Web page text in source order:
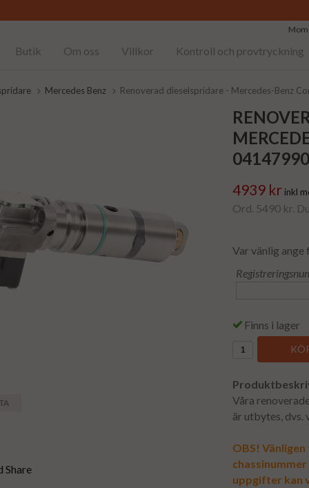
Butik Om oss Villkor Kontroll och provtryckning
Mercedes Benz Renoverad dieselspridare - Mercedes-Benz
4939 kr inkl
Ord. 5490 kr.
Var vänlig ange
Finns i lager
Våra
är utbytes, dvs.
OBS!
uppgifter kan